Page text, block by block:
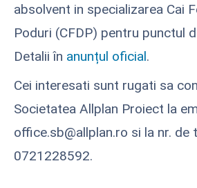
absolvent in specializarea Cai
Poduri (CFDP) pentru punctul
Detalii în anunțul oficial.
Cei interesati sunt rugati sa
Societatea Allplan Proiect la
office.sb@allplan.ro si la nr. de
0721228592.